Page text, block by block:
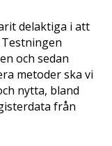
delaktiga i att
och sedan
metoder ska vi
nytta, bland
från